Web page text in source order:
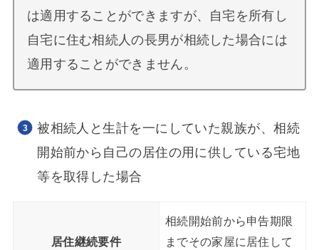
は適用することができますが、自宅を所有し
自宅に住む相続人の長男が相続した場合には
適用することができません。
被相続人と生計を一にしていた親族が、相続
開始前から自己の居住の用に供している宅地
等を取得した場合
居住継続要件
相続開始前から申告期限
までその家屋に居住して